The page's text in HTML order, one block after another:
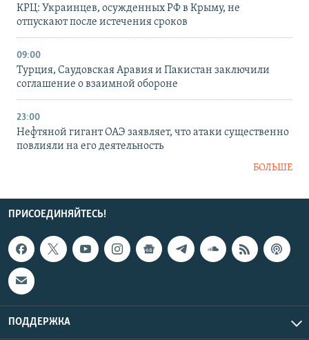
КРЦ: Украинцев, осужденных РФ в Крыму, не
отпускают после истечения сроков
09:00
Турция, Саудовская Аравия и Пакистан заключили
соглашение о взаимной обороне
23:00
Нефтяной гигант ОАЭ заявляет, что атаки существенно
повлияли на его деятельность
БОЛЬШЕ
ПРИСОЕДИНЯЙТЕСЬ!
ПОДДЕРЖКА